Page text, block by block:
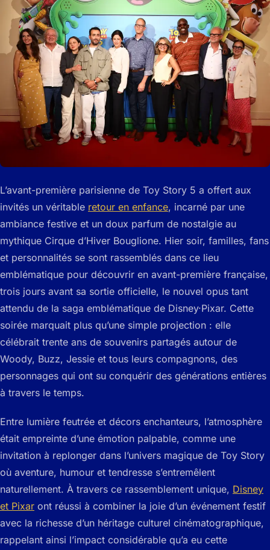
L’avant-première parisienne de Toy Story 5 a offert aux
invités un véritable retour en enfance, incarné par une
ambiance festive et un doux parfum de nostalgie au
mythique Cirque d’Hiver Bouglione. Hier soir, familles, fans
et personnalités se sont rassemblés dans ce lieu
emblématique pour découvrir en avant-première française,
trois jours avant sa sortie officielle, le nouvel opus tant
attendu de la saga emblématique de Disney·Pixar. Cette
soirée marquait plus qu’une simple projection : elle
célébrait trente ans de souvenirs partagés autour de
Woody, Buzz, Jessie et tous leurs compagnons, des
personnages qui ont su conquérir des générations entières
à travers le temps.
Entre lumière feutrée et décors enchanteurs, l’atmosphère
était empreinte d’une émotion palpable, comme une
invitation à replonger dans l’univers magique de Toy Story
où aventure, humour et tendresse s’entremêlent
naturellement. À travers ce rassemblement unique, Disney
et Pixar ont réussi à combiner la joie d’un événement festif
avec la richesse d’un héritage culturel cinématographique,
rappelant ainsi l’impact considérable qu’a eu cette